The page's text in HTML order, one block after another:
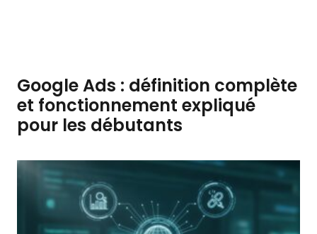
Google Ads : définition complète
et fonctionnement expliqué
pour les débutants